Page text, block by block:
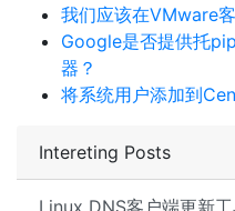
Intereting Posts
Linux DNS客户端更新
我们应该在VMware
Google是否提供托
器？
将系统用户添加到